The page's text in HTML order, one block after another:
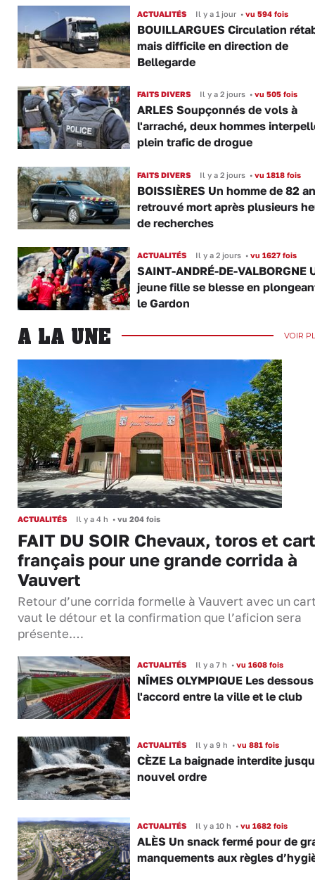
ACTUALITÉS Il y a 1 jour •vu 594 fois
BOUILLARGUES Circulation
mais difficile en direction de
Bellegarde
FAITS DIVERS Il y a 2 jours •vu 505 fois
ARLES Soupçonnés de vols à
l'arraché, deux hommes
plein trafic de drogue
FAITS DIVERS Il y a 2 jours •vu 1818 fois
BOISSIÈRES Un homme de 82
retrouvé mort après plusieurs
de recherches
ACTUALITÉS Il y a 2 jours •vu 1627 fois
SAINT-ANDRÉ-DE-VALBORGNE
jeune fille se blesse en
le Gardon
A LA UNE VOIR
ACTUALITÉS Il y a 4 h • vu 204 fois
FAIT DU SOIR Chevaux, toros et
français pour une grande corrida à
Vauvert
Retour d’une corrida formelle à Vauvert avec un
vaut le détour et la confirmation que l’aficion sera
présente.…
ACTUALITÉS Il y a 7 h •vu 1608 fois
NÎMES OLYMPIQUE Les
l'accord entre la ville et le club
ACTUALITÉS Il y a 9 h •vu 881 fois
CÈZE La baignade interdite
nouvel ordre
ACTUALITÉS Il y a 10 h •vu 1682 fois
ALÈS Un snack fermé pour de
manquements aux règles